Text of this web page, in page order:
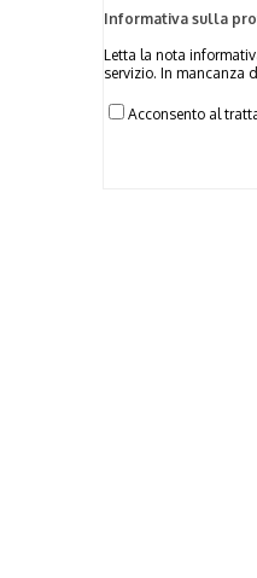
Informativa sulla
Letta la nota
servizio. In mancanza
Acconsento al